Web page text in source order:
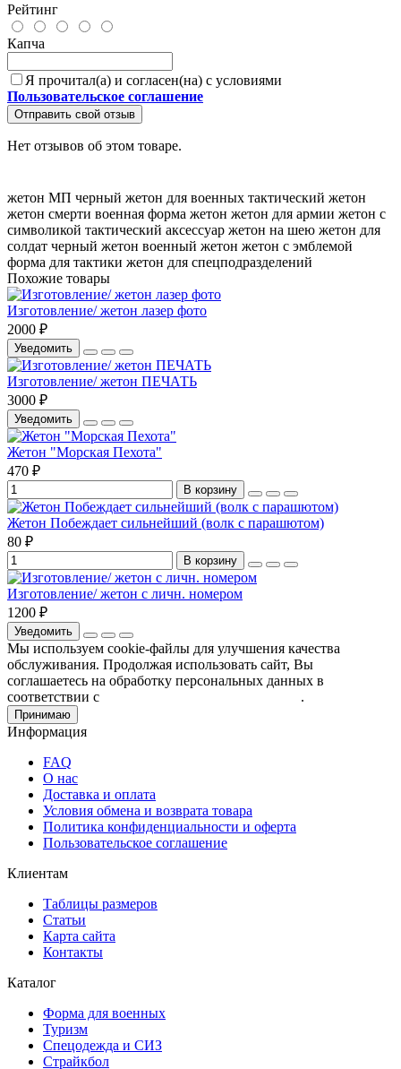
Рейтинг
Капча
Я прочитал(а) и согласен(на) с условиями
Пользовательское соглашение
Отправить свой отзыв
Нет отзывов об этом товаре.
жетон МП черный жетон для военных тактический жетон
жетон смерти военная форма жетон жетон для армии жетон с
символикой тактический аксессуар жетон на шею жетон для
солдат черный жетон военный жетон жетон с эмблемой
форма для тактики жетон для спецподразделений
Похожие товары
Изготовление/ жетон лазер фото
2000 ₽
Уведомить
Изготовление/ жетон ПЕЧАТЬ
3000 ₽
Уведомить
Жетон "Морская Пехота"
470 ₽
В корзину
Жетон Побеждает сильнейший (волк с парашютом)
80 ₽
В корзину
Изготовление/ жетон с личн. номером
1200 ₽
Уведомить
Мы используем cookie-файлы для улучшения качества
обслуживания. Продолжая использовать сайт, Вы
соглашаетесь на обработку персональных данных в
соответствии с
.
Принимаю
Информация
FAQ
О нас
Доставка и оплата
Условия обмена и возврата товара
Политика конфиденциальности и оферта
Пользовательское соглашение
Клиентам
Таблицы размеров
Статьи
Карта сайта
Контакты
Каталог
Форма для военных
Туризм
Спецодежда и СИЗ
Страйкбол